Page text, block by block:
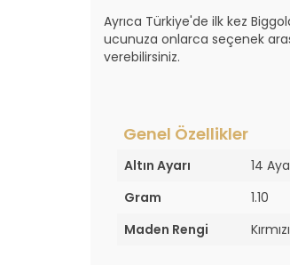
Ayrıca Türkiye'de ilk kez
ucunuza onlarca seçenek
verebilirsiniz.
Genel Özellikler
Altın Ayarı
14
Gram
1.10
Maden Rengi